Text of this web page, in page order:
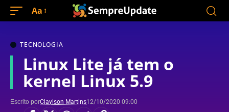
Aa
TECNOLOGIA
Linux Lite já tem o
kernel Linux 5.9
Escrito porClaylson Martins12/10/2020 09:00